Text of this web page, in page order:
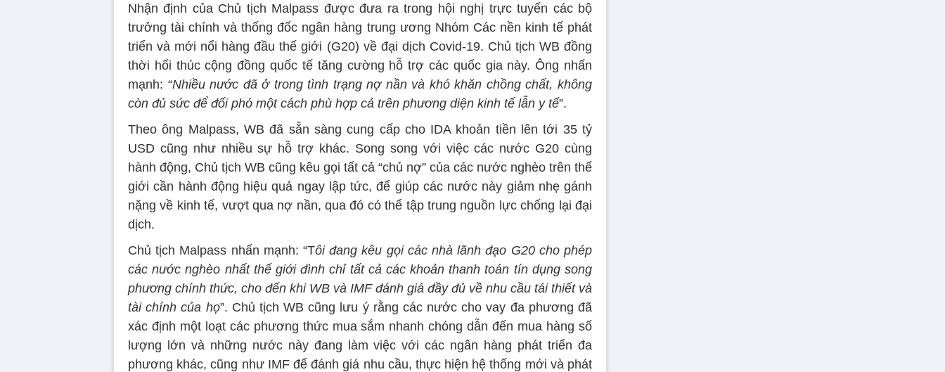
Nhận định của Chủ tịch Malpass được đưa ra trong hội nghị trực tuyến các bộ
trưởng tài chính và thống đốc ngân hàng trung ương Nhóm Các nền kinh tế phát
triển và mới nổi hàng đầu thế giới (G20) về đại dịch Covid-19. Chủ tịch WB đồng
thời hối thúc cộng đồng quốc tế tăng cường hỗ trợ các quốc gia này. Ông nhấn
mạnh: “Nhiều nước đã ở trong tình trạng nợ nần và khó khăn chồng chất, không
còn đủ sức để đối phó một cách phù hợp cả trên phương diện kinh tế lẫn y tế”.
Theo ông Malpass, WB đã sẵn sàng cung cấp cho IDA khoản tiền lên tới 35 tỷ
USD cũng như nhiều sự hỗ trợ khác. Song song với việc các nước G20 cùng
hành động, Chủ tịch WB cũng kêu gọi tất cả “chủ nợ” của các nước nghèo trên thế
giới cần hành động hiệu quả ngay lập tức, để giúp các nước này giảm nhẹ gánh
nặng về kinh tế, vượt qua nợ nần, qua đó có thể tập trung nguồn lực chống lại đại
dịch.
Chủ tịch Malpass nhấn mạnh: “Tôi đang kêu gọi các nhà lãnh đạo G20 cho phép
các nước nghèo nhất thế giới đình chỉ tất cả các khoản thanh toán tín dụng song
phương chính thức, cho đến khi WB và IMF đánh giá đầy đủ về nhu cầu tái thiết và
tài chính của họ”. Chủ tịch WB cũng lưu ý rằng các nước cho vay đa phương đã
xác định một loạt các phương thức mua sắm nhanh chóng dẫn đến mua hàng số
lượng lớn và những nước này đang làm việc với các ngân hàng phát triển đa
phương khác, cũng như IMF để đánh giá nhu cầu, thực hiện hệ thống mới và phát